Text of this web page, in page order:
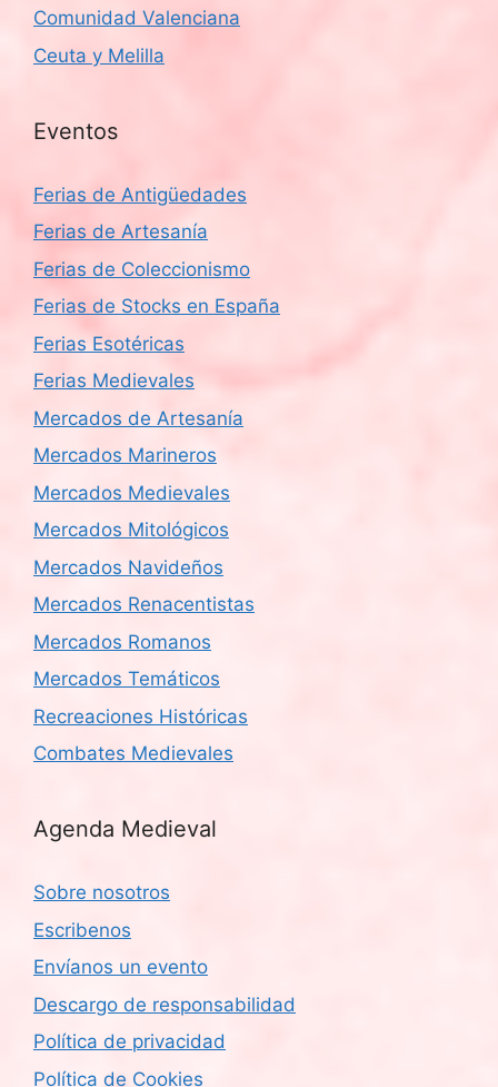
Comunidad Valenciana
Ceuta y Melilla
Eventos
Ferias de Antigüedades
Ferias de Artesanía
Ferias de Coleccionismo
Ferias de Stocks en España
Ferias Esotéricas
Ferias Medievales
Mercados de Artesanía
Mercados Marineros
Mercados Medievales
Mercados Mitológicos
Mercados Navideños
Mercados Renacentistas
Mercados Romanos
Mercados Temáticos
Recreaciones Históricas
Combates Medievales
Agenda Medieval
Sobre nosotros
Escribenos
Envíanos un evento
Descargo de responsabilidad
Política de privacidad
Política de Cookies